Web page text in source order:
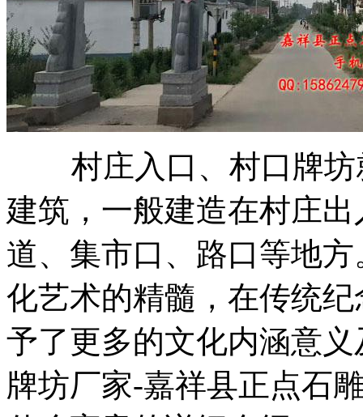
村庄入口、村口牌坊
建筑，一般建造在村庄
道、集市口、路口等地
化艺术的精髓，在传统
予了更多的文化内涵意
牌坊厂家-嘉祥县正点石